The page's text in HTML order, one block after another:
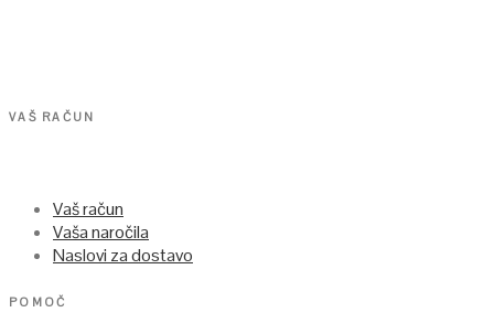
VAŠ RAČUN
Vaš račun
Vaša naročila
Naslovi za dostavo
POMOČ